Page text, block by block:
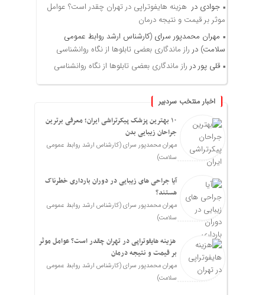
جوادی در هزینه هایفوتراپی در تهران چقدر است؟ عوامل
موثر بر قیمت و نتیجه درمان
مهران محمدپور سرای (کارشناس ارشد روابط عمومی
سلامت) در راز ماندگاری بعضی تابلوها از نگاه روانشناسی
قلی پور در راز ماندگاری بعضی تابلوها از نگاه روانشناسی
اخبار منتخب سردبیر
۱۰ بهترین پزشک پیکرتراشی ایران؛ معرفی برترین
جراحان زیبایی بدن
مهران محمدپور سرای (کارشناس ارشد روابط عمومی
سلامت)
آیا جراحی های زیبایی در دوران بارداری خطرناک
هستند؟
مهران محمدپور سرای (کارشناس ارشد روابط عمومی
سلامت)
هزینه هایفوتراپی در تهران چقدر است؟ عوامل موثر
بر قیمت و نتیجه درمان
مهران محمدپور سرای (کارشناس ارشد روابط عمومی
سلامت)